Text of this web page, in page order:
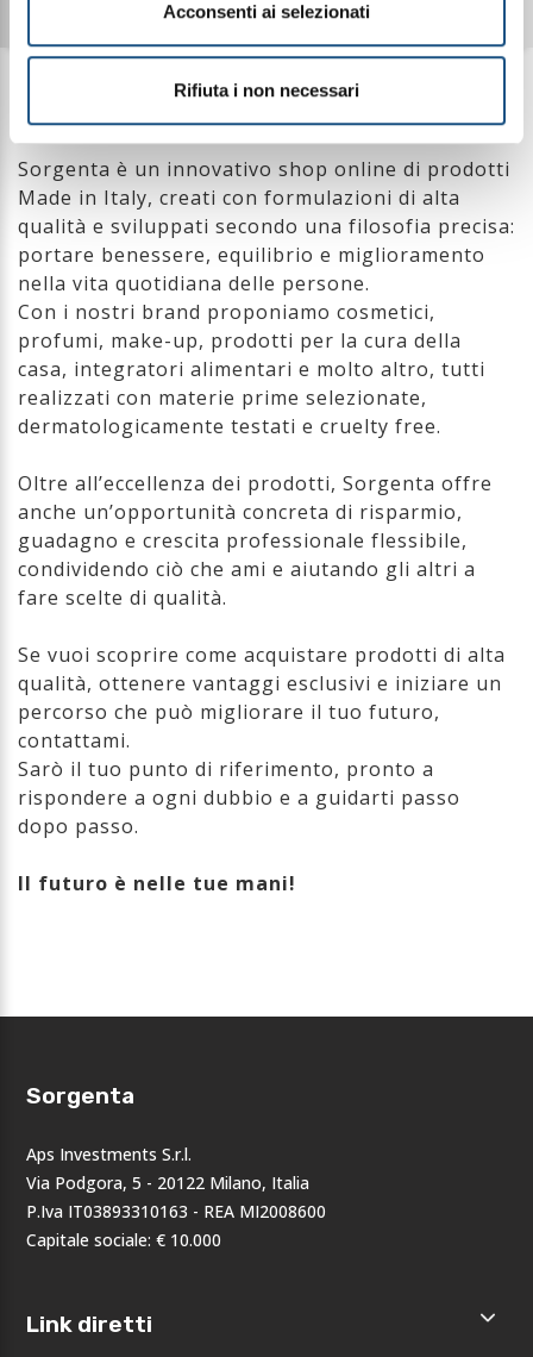
Acconsenti ai selezionati
Rifiuta i non necessari
Cos'è Sorgenta?
Sorgenta è un innovativo shop online di prodotti
Made in Italy, creati con formulazioni di alta
qualità e sviluppati secondo una filosofia precisa:
portare benessere, equilibrio e miglioramento
nella vita quotidiana delle persone.
Con i nostri brand proponiamo cosmetici,
profumi, make-up, prodotti per la cura della
casa, integratori alimentari e molto altro, tutti
realizzati con materie prime selezionate,
dermatologicamente testati e cruelty free.
Oltre all’eccellenza dei prodotti, Sorgenta offre
anche un’opportunità concreta di risparmio,
guadagno e crescita professionale flessibile,
condividendo ciò che ami e aiutando gli altri a
fare scelte di qualità.
Se vuoi scoprire come acquistare prodotti di alta
qualità, ottenere vantaggi esclusivi e iniziare un
percorso che può migliorare il tuo futuro,
contattami.
Sarò il tuo punto di riferimento, pronto a
rispondere a ogni dubbio e a guidarti passo
dopo passo.
Il futuro è nelle tue mani!
Sorgenta
Aps Investments S.r.l.
Via Podgora, 5 - 20122 Milano, Italia
P.Iva IT03893310163 - REA MI2008600
Capitale sociale: € 10.000
Link diretti